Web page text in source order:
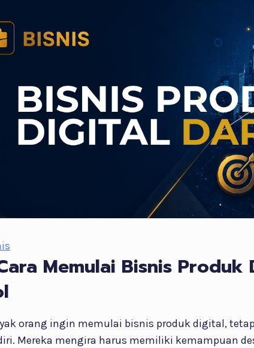
Memulai Bisnis
orang ingin memulai bisnis produk digital,
Mereka mengira harus memiliki kemampuan